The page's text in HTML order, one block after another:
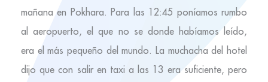
mañana en Pokhara. Para las 12:45 poníamos rumbo
al aeropuerto, el que no se donde habíamos leído,
era el más pequeño del mundo. La muchacha del hotel
dijo que con salir en taxi a las 13 era suficiente, pero